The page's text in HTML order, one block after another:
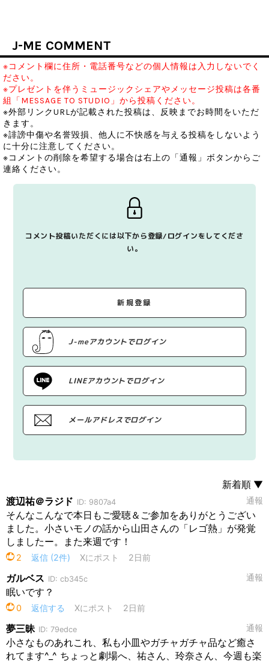
J-ME COMMENT
※コメント欄に住所・電話番号などの個人情報は入力しないでく
ださい。
※プレゼントを伴うミュージックシェアやメッセージ投稿は各番
組「MESSAGE TO STUDIO」から投稿ください。
※外部リンクURLが記載された投稿は、反映までお時間をいただ
きます。
※誹謗中傷や名誉毀損、他人に不快感を与える投稿をしないよう
に十分に注意してください。
※コメントの削除を希望する場合は右上の「通報」ボタンからご
連絡ください。
コメント投稿いただくには以下から登録/ログインをしてくださ
い。
新規登録
J-meアカウントでログイン
LINEアカウントでログイン
メールアドレスでログイン